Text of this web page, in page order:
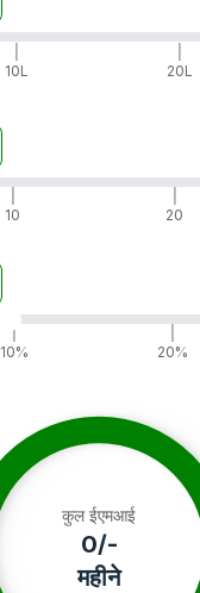
3 pooint linkage
Automatic depth and
Drawbar, Ballast
12 V 88 Ah
10L
20L
10
20
|
10%
20%
कुल ईएमआई
0/-
महीने